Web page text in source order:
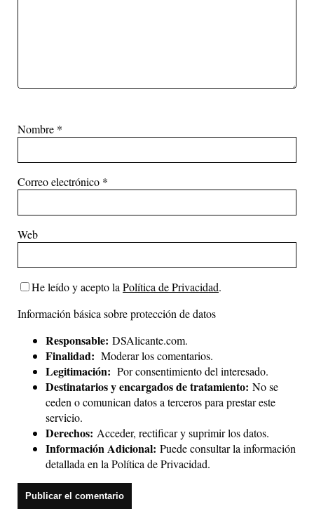
Nombre *
Correo electrónico *
Web
He leído y acepto la Política de Privacidad.
Información básica sobre protección de datos
Responsable: DSAlicante.com.
Finalidad: Moderar los comentarios.
Legitimación: Por consentimiento del interesado.
Destinatarios y encargados de tratamiento: No se
ceden o comunican datos a terceros para prestar este
servicio.
Derechos: Acceder, rectificar y suprimir los datos.
Información Adicional: Puede consultar la información
detallada en la Política de Privacidad.